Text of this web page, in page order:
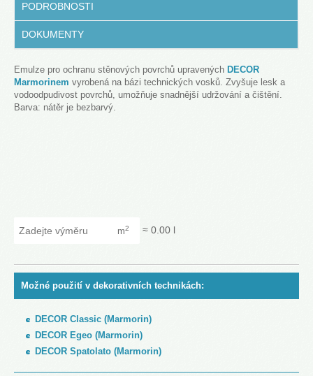
PODROBNOSTI
DOKUMENTY
Emulze pro ochranu stěnových povrchů upravených DECOR
Marmorinem vyrobená na bázi technických vosků. Zvyšuje lesk a
vodoodpudivost povrchů, umožňuje snadnější udržování a čištění.
Barva: nátěr je bezbarvý.
m2 ≈ 0.00 l
Možné použití v dekorativních technikách:
DECOR Classic (Marmorin)
DECOR Egeo (Marmorin)
DECOR Spatolato (Marmorin)